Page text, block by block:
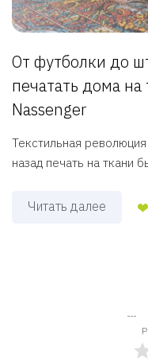
От футболки до
печатать дома
Nassenger
Текстильная
назад печать на ткани
Читать далее